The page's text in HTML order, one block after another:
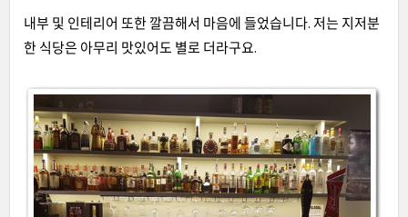
내부 및 인테리어 또한 깔끔해서 마음에 들었습니다. 저는 지저분
한 식당은 아무리 맛있어도 별로 더라구요.